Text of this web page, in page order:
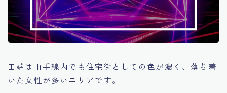
田端は山手線内でも住宅街としての色が濃く、落ち着
いた女性が多いエリアです。